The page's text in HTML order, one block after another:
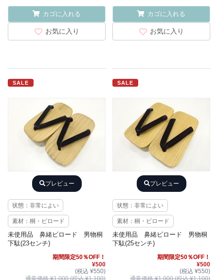
カゴに入れる
お気に入り
カゴに入れる
お気に入り
SALE
プレビュー
状態：非常によい
素材：桐・ビロード
未使用品 鼻緒ビロード 男物桐
下駄(23センチ)
期間限定50％OFF！
¥500
(税込 ¥550)
SALE
プレビュー
状態：非常によい
素材：桐・ビロード
未使用品 鼻緒ビロード 男物桐
下駄(25センチ)
期間限定50％OFF！
¥500
(税込 ¥550)